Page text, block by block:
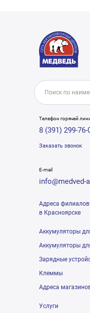
Телефон горячей
8 (391) 299-76-
Заказать звонок
E-mail
info@medved-
Адреса филиалов
в Красноярске
Аккумуляторы
Аккумуляторы
Зарядные
Клеммы
Адреса
Услуги